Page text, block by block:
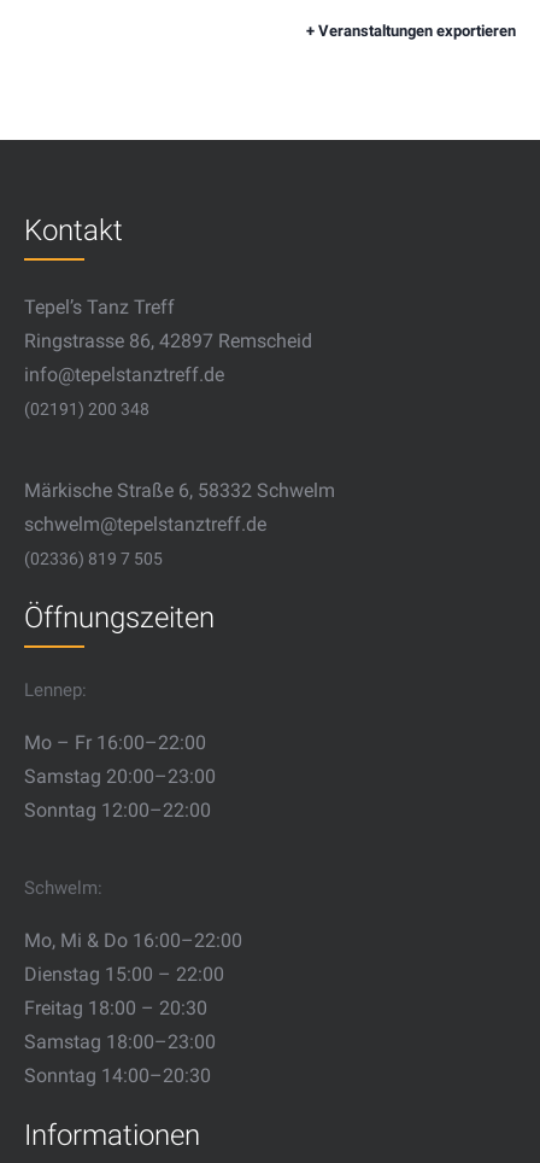
+ Veranstaltungen exportieren
Kontakt
Tepel’s Tanz Treff
Ringstrasse 86, 42897 Remscheid
info@tepelstanztreff.de
(02191) 200 348
Märkische Straße 6, 58332 Schwelm
schwelm@tepelstanztreff.de
(02336) 819 7 505
Öffnungszeiten
Lennep:
Mo – Fr 16:00–22:00
Samstag 20:00–23:00
Sonntag 12:00–22:00
Schwelm:
Mo, Mi & Do 16:00–22:00
Dienstag 15:00 – 22:00
Freitag 18:00 – 20:30
Samstag 18:00–23:00
Sonntag 14:00–20:30
Informationen